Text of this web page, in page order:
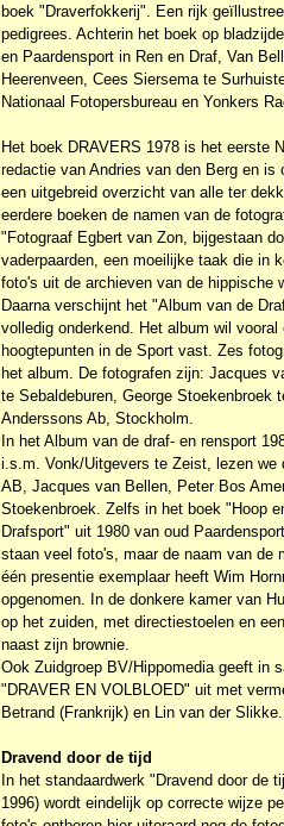
boek "Draverfokkerij". Een rijk
pedigrees. Achterin het boek op
en Paardensport in Ren en Draf, Van
Heerenveen, Cees Siersema te
Nationaal Fotopersbureau en Yonkers
Het boek DRAVERS 1978 is het eerste
redactie van Andries van den Berg en
een uitgebreid overzicht van alle ter
eerdere boeken de namen van de
"Fotograaf Egbert van Zon, bijgestaan
vaderpaarden, een moeilijke taak die in
foto's uit de archieven van de hippische
Daarna verschijnt het "Album van de
volledig onderkend. Het album wil
hoogtepunten in de Sport vast. Zes
het album. De fotografen zijn: Jacques
te Sebaldeburen, George Stoekenbroek
Anderssons Ab, Stockholm.
In het Album van de draf- en rensport
i.s.m. Vonk/Uitgevers te Zeist, lezen
AB, Jacques van Bellen, Peter Bos
Stoekenbroek. Zelfs in het boek "Hoop
Drafsport" uit 1980 van oud
staan veel foto's, maar de naam van de
één presentie exemplaar heeft Wim
opgenomen. In de donkere kamer van
op het zuiden, met directiestoelen en
naast zijn brownie.
Ook Zuidgroep BV/Hippomedia geeft in
"DRAVER EN VOLBLOED" uit met
Betrand (Frankrijk) en Lin van der
Dravend door de tijd
In het standaardwerk "Dravend door de
1996) wordt eindelijk op correcte wijze